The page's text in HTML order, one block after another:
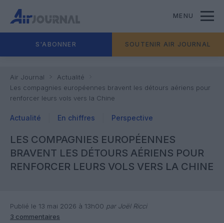
MENU
S'ABONNER SOUTENIR AIR JOURNAL
Air Journal
Actualité
Les compagnies européennes bravent les détours aériens pour
renforcer leurs vols vers la Chine
Actualité En chiffres Perspective
LES COMPAGNIES EUROPÉENNES
BRAVENT LES DÉTOURS AÉRIENS POUR
RENFORCER LEURS VOLS VERS LA CHINE
Publié le 13 mai 2026 à 13h00 par Joël Ricci
3 commentaires